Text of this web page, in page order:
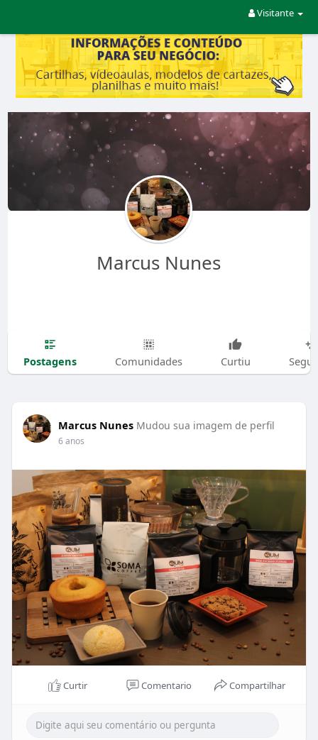
Visitante
Marcus Nunes
Postagens Comunidades Curtiu
Marcus Nunes Mudou sua imagem de perfil
6 anos
Curtir Comentario Compartilhar